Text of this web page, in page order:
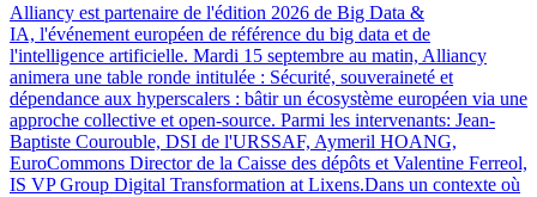
Alliancy est partenaire de l'édition 2026 de Big Data &
IA, l'événement européen de référence du big data et de
l'intelligence artificielle. Mardi 15 septembre au matin, Alliancy
animera une table ronde intitulée : Sécurité, souveraineté et
dépendance aux hyperscalers : bâtir un écosystème européen via une
approche collective et open-source. Parmi les intervenants: Jean-
Baptiste Courouble, DSI de l'URSSAF, Aymeril HOANG,
EuroCommons Director de la Caisse des dépôts et Valentine Ferreol,
IS VP Group Digital Transformation at Lixens.Dans un contexte où